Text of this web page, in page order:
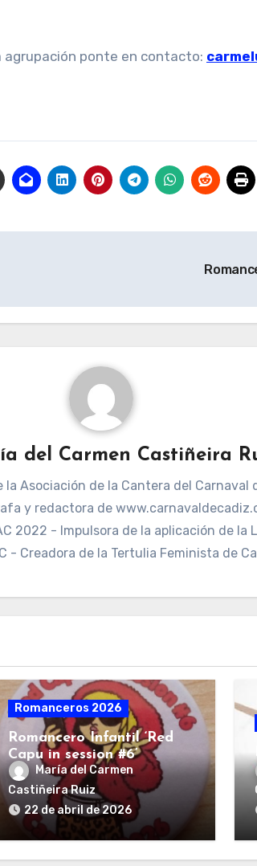
ponte en contacto:
del Carmen Castiñeira
Asociación de la Cantera del
y redactora de
2022 - Impulsora de la aplicación de la
- Creadora de la Tertulia Feminista de
Romanceros 2026
Romancero Infantil ‘Red
Capu in session #6’
María del Carmen
Castiñeira Ruiz
22 de abril de 2026